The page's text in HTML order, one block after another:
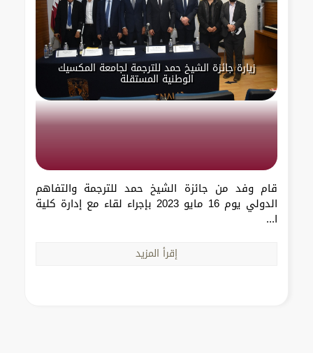
زيارة جائزة الشيخ حمد للترجمة لجامعة المكسيك
الوطنية المستقلة
قام وفد من جائزة الشيخ حمد للترجمة والتفاهم
الدولي يوم 16 مايو 2023 بإجراء لقاء مع إدارة كلية
ا...
إقرأ المزيد